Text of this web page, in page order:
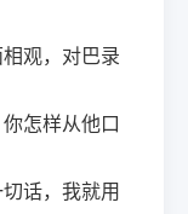
观，对巴录
怎样从他口
话，我就用